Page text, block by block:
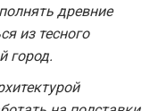
древние
из тесного
город.